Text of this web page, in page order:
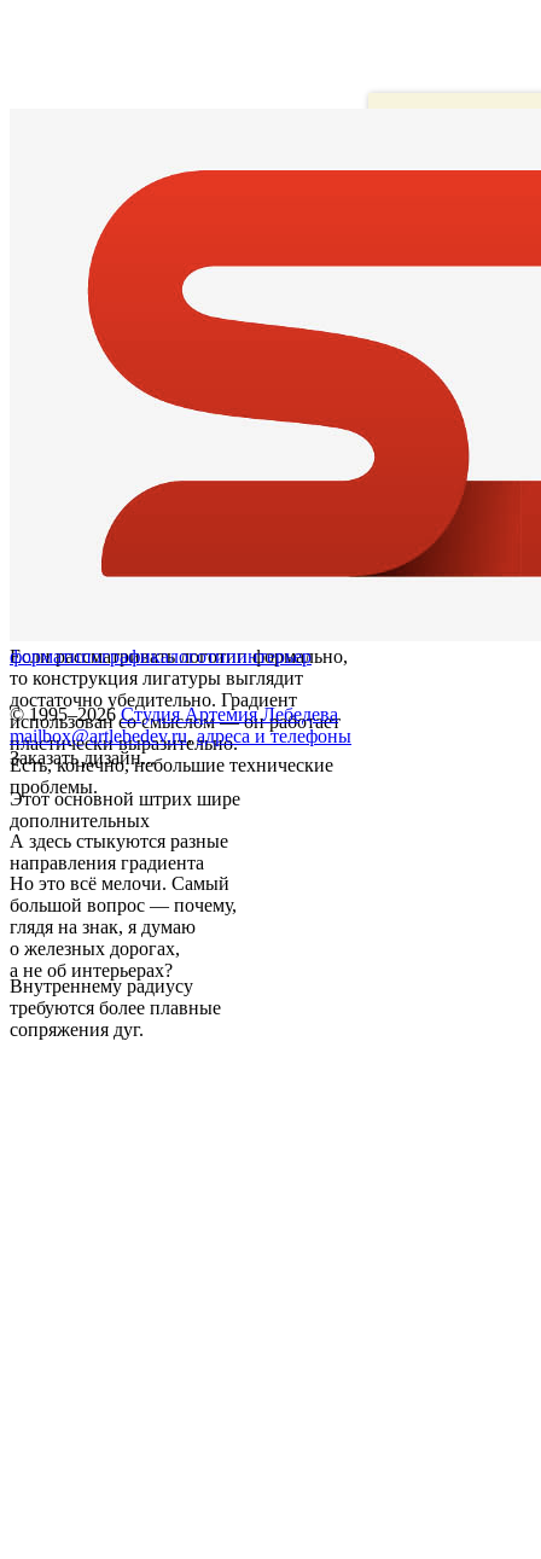
Если рассматривать логотип формально,
то конструкция лигатуры выглядит
достаточно убедительно. Градиент
использован со смыслом — он работает
пластически выразительно.
Есть, конечно, небольшие технические
проблемы.
Этот основной штрих шире
дополнительных
А здесь стыкуются разные
направления градиента
Но это всё мелочи. Самый
большой вопрос — почему,
глядя на знак, я думаю
о железных дорогах,
а не об интерьерах?
Внутреннему радиусу
требуются более плавные
сопряжения дуг.
форматипографикалоготипинтерьер
© 1995–2026 Студия Артемия Лебедева
mailbox@artlebedev.ru, адреса и телефоны
Заказать дизайн...